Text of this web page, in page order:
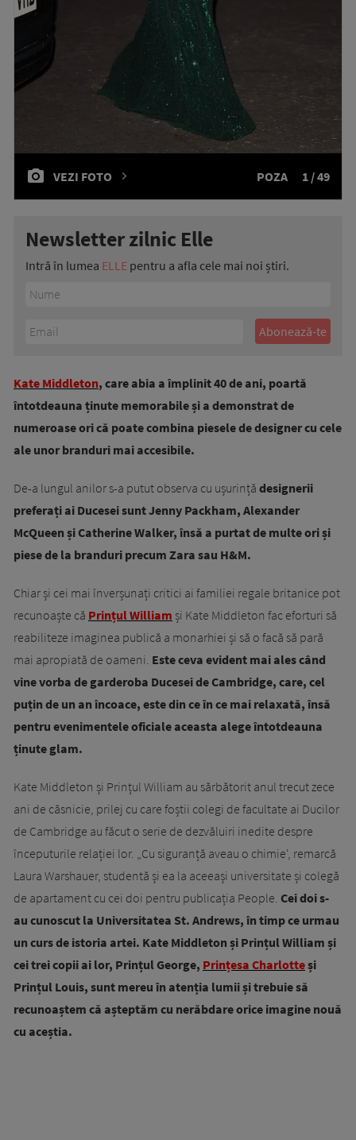
VEZI FOTO POZA 1 / 49
Newsletter zilnic Elle
Intră în lumea ELLE pentru a afla cele mai noi știri.
Kate Middleton, care abia a împlinit 40 de ani, poartă
întotdeauna ținute memorabile și a demonstrat de
numeroase ori că poate combina piesele de designer cu cele
ale unor branduri mai accesibile.
De-a lungul anilor s-a putut observa cu ușurință designerii
preferați ai Ducesei sunt Jenny Packham, Alexander
McQueen și Catherine Walker, însă a purtat de multe ori și
piese de la branduri precum Zara sau H&M.
Chiar și cei mai înverșunați critici ai familiei regale britanice pot
recunoaște că Prințul William și Kate Middleton fac eforturi să
reabiliteze imaginea publică a monarhiei și să o facă să pară
mai apropiată de oameni. Este ceva evident mai ales când
vine vorba de garderoba Ducesei de Cambridge, care, cel
puțin de un an încoace, este din ce în ce mai relaxată, însă
pentru evenimentele oficiale aceasta alege întotdeauna
ținute glam.
Kate Middleton și Prințul William au sărbătorit anul trecut zece
ani de căsnicie, prilej cu care foștii colegi de facultate ai Ducilor
de Cambridge au făcut o serie de dezvăluiri inedite despre
începuturile relației lor. „Cu siguranță aveau o chimie', remarcă
Laura Warshauer, studentă și ea la aceeași universitate și colegă
de apartament cu cei doi pentru publicația People. Cei doi s-
au cunoscut la Universitatea St. Andrews, în timp ce urmau
un curs de istoria artei. Kate Middleton și Prințul William și
cei trei copii ai lor, Prințul George, Prințesa Charlotteși
Prințul Louis, sunt mereu în atenția lumii și trebuie să
recunoaștem că așteptăm cu nerăbdare orice imagine nouă
cu aceștia.